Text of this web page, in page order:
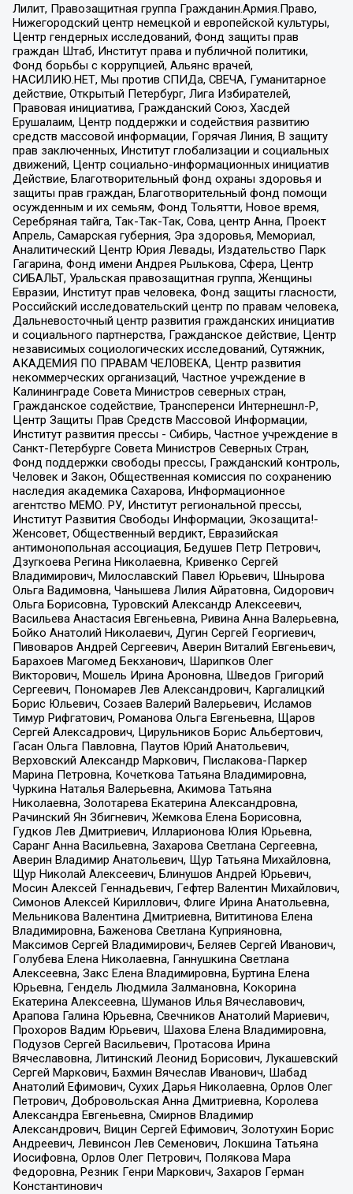
Лилит, Правозащитная группа Гражданин.Армия.Право,
Нижегородский центр немецкой и европейской культуры,
Центр гендерных исследований, Фонд защиты прав
граждан Штаб, Институт права и публичной политики,
Фонд борьбы с коррупцией, Альянс врачей,
НАСИЛИЮ.НЕТ, Мы против СПИДа, СВЕЧА, Гуманитарное
действие, Открытый Петербург, Лига Избирателей,
Правовая инициатива, Гражданский Союз, Хасдей
Ерушалаим, Центр поддержки и содействия развитию
средств массовой информации, Горячая Линия, В защиту
прав заключенных, Институт глобализации и социальных
движений, Центр социально-информационных инициатив
Действие, Благотворительный фонд охраны здоровья и
защиты прав граждан, Благотворительный фонд помощи
осужденным и их семьям, Фонд Тольятти, Новое время,
Серебряная тайга, Так-Так-Так, Сова, центр Анна, Проект
Апрель, Самарская губерния, Эра здоровья, Мемориал,
Аналитический Центр Юрия Левады, Издательство Парк
Гагарина, Фонд имени Андрея Рылькова, Сфера, Центр
СИБАЛЬТ, Уральская правозащитная группа, Женщины
Евразии, Институт прав человека, Фонд защиты гласности,
Российский исследовательский центр по правам человека,
Дальневосточный центр развития гражданских инициатив
и социального партнерства, Гражданское действие, Центр
независимых социологических исследований, Сутяжник,
АКАДЕМИЯ ПО ПРАВАМ ЧЕЛОВЕКА, Центр развития
некоммерческих организаций, Частное учреждение в
Калининграде Совета Министров северных стран,
Гражданское содействие, Трансперенси Интернешнл-Р,
Центр Защиты Прав Средств Массовой Информации,
Институт развития прессы - Сибирь, Частное учреждение в
Санкт-Петербурге Совета Министров Северных Стран,
Фонд поддержки свободы прессы, Гражданский контроль,
Человек и Закон, Общественная комиссия по сохранению
наследия академика Сахарова, Информационное
агентство МЕМО. РУ, Институт региональной прессы,
Институт Развития Свободы Информации, Экозащита!-
Женсовет, Общественный вердикт, Евразийская
антимонопольная ассоциация, Бедушев Петр Петрович,
Дзугкоева Регина Николаевна, Кривенко Сергей
Владимирович, Милославский Павел Юрьевич, Шнырова
Ольга Вадимовна, Чанышева Лилия Айратовна, Сидорович
Ольга Борисовна, Туровский Александр Алексеевич,
Васильева Анастасия Евгеньевна, Ривина Анна Валерьевна,
Бойко Анатолий Николаевич, Дугин Сергей Георгиевич,
Пивоваров Андрей Сергеевич, Аверин Виталий Евгеньевич,
Барахоев Магомед Бекханович, Шарипков Олег
Викторович, Мошель Ирина Ароновна, Шведов Григорий
Сергеевич, Пономарев Лев Александрович, Каргалицкий
Борис Юльевич, Созаев Валерий Валерьевич, Исламов
Тимур Рифгатович, Романова Ольга Евгеньевна, Щаров
Сергей Алексадрович, Цирульников Борис Альбертович,
Гасан Ольга Павловна, Паутов Юрий Анатольевич,
Верховский Александр Маркович, Пислакова-Паркер
Марина Петровна, Кочеткова Татьяна Владимировна,
Чуркина Наталья Валерьевна, Акимова Татьяна
Николаевна, Золотарева Екатерина Александровна,
Рачинский Ян Збигневич, Жемкова Елена Борисовна,
Гудков Лев Дмитриевич, Илларионова Юлия Юрьевна,
Саранг Анна Васильевна, Захарова Светлана Сергеевна,
Аверин Владимир Анатольевич, Щур Татьяна Михайловна,
Щур Николай Алексеевич, Блинушов Андрей Юрьевич,
Мосин Алексей Геннадьевич, Гефтер Валентин Михайлович,
Симонов Алексей Кириллович, Флиге Ирина Анатольевна,
Мельникова Валентина Дмитриевна, Вититинова Елена
Владимировна, Баженова Светлана Куприяновна,
Максимов Сергей Владимирович, Беляев Сергей Иванович,
Голубева Елена Николаевна, Ганнушкина Светлана
Алексеевна, Закс Елена Владимировна, Буртина Елена
Юрьевна, Гендель Людмила Залмановна, Кокорина
Екатерина Алексеевна, Шуманов Илья Вячеславович,
Арапова Галина Юрьевна, Свечников Анатолий Мариевич,
Прохоров Вадим Юрьевич, Шахова Елена Владимировна,
Подузов Сергей Васильевич, Протасова Ирина
Вячеславовна, Литинский Леонид Борисович, Лукашевский
Сергей Маркович, Бахмин Вячеслав Иванович, Шабад
Анатолий Ефимович, Сухих Дарья Николаевна, Орлов Олег
Петрович, Добровольская Анна Дмитриевна, Королева
Александра Евгеньевна, Смирнов Владимир
Александрович, Вицин Сергей Ефимович, Золотухин Борис
Андреевич, Левинсон Лев Семенович, Локшина Татьяна
Иосифовна, Орлов Олег Петрович, Полякова Мара
Федоровна, Резник Генри Маркович, Захаров Герман
Константинович